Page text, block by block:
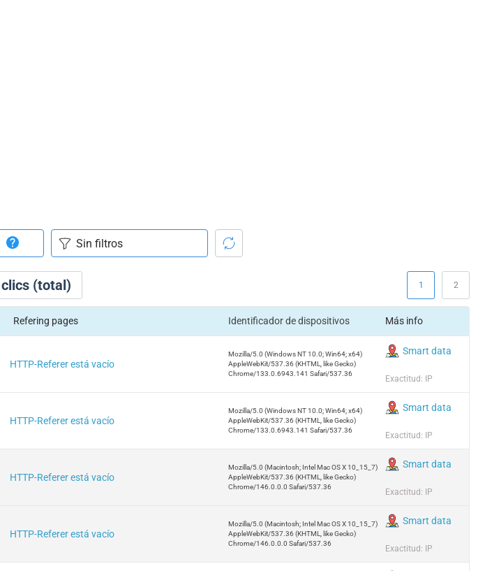
clics (total) 1 2
Refering pages Identificador de dispositivos Más info
HTTP-Referer está vacío
Mozilla/5.0 (Windows NT 10.0; Win64; x64)
AppleWebKit/537.36 (KHTML, like Gecko)
Chrome/133.0.6943.141 Safari/537.36
Smart data
Exactitud: IP
HTTP-Referer está vacío
Mozilla/5.0 (Windows NT 10.0; Win64; x64)
AppleWebKit/537.36 (KHTML, like Gecko)
Chrome/133.0.6943.141 Safari/537.36
Smart data
Exactitud: IP
HTTP-Referer está vacío
Mozilla/5.0 (Macintosh; Intel Mac OS X 10_15_7)
AppleWebKit/537.36 (KHTML, like Gecko)
Chrome/146.0.0.0 Safari/537.36
Smart data
Exactitud: IP
HTTP-Referer está vacío
Mozilla/5.0 (Macintosh; Intel Mac OS X 10_15_7)
AppleWebKit/537.36 (KHTML, like Gecko)
Chrome/146.0.0.0 Safari/537.36
Smart data
Exactitud: IP